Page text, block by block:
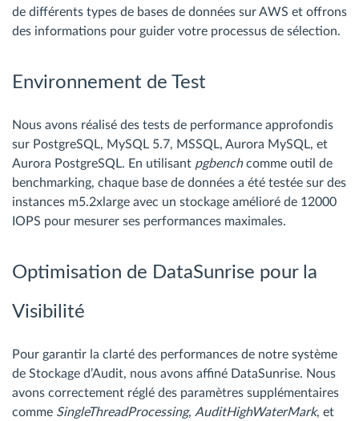
de différents types de bases de données sur AWS et offrons
des informations pour guider votre processus de sélection.
Environnement de Test
Nous avons réalisé des tests de performance approfondis
sur PostgreSQL, MySQL 5.7, MSSQL, Aurora MySQL, et
Aurora PostgreSQL. En utilisant pgbenchcomme outil de
benchmarking, chaque base de données a été testée sur des
instances m5.2xlarge avec un stockage amélioré de 12000
IOPS pour mesurer ses performances maximales.
Optimisation de DataSunrise pour la
Visibilité
Pour garantir la clarté des performances de notre système
de Stockage d’Audit, nous avons affiné DataSunrise. Nous
avons correctement réglé des paramètres supplémentaires
comme SingleThreadProcessing, AuditHighWaterMark, et